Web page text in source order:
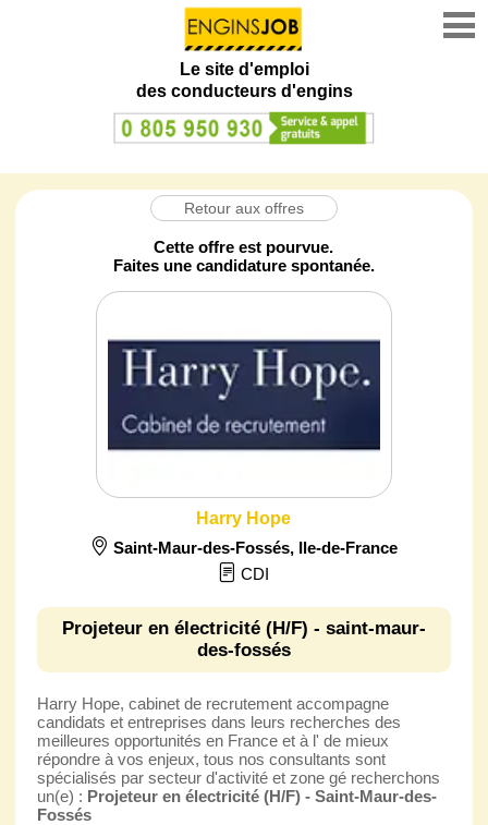
Le site d'emploi
des conducteurs d'engins
Retour aux offres
Cette offre est pourvue.
Faites une candidature spontanée.
Harry Hope
Saint-Maur-des-Fossés, Ile-de-France
CDI
Projeteur en électricité (H/F) - saint-maur-
des-fossés
Harry Hope, cabinet de recrutement accompagne
candidats et entreprises dans leurs recherches des
meilleures opportunités en France et à l' de mieux
répondre à vos enjeux, tous nos consultants sont
spécialisés par secteur d'activité et zone gé recherchons
un(e) : Projeteur en électricité (H/F) - Saint-Maur-des-
Fossés